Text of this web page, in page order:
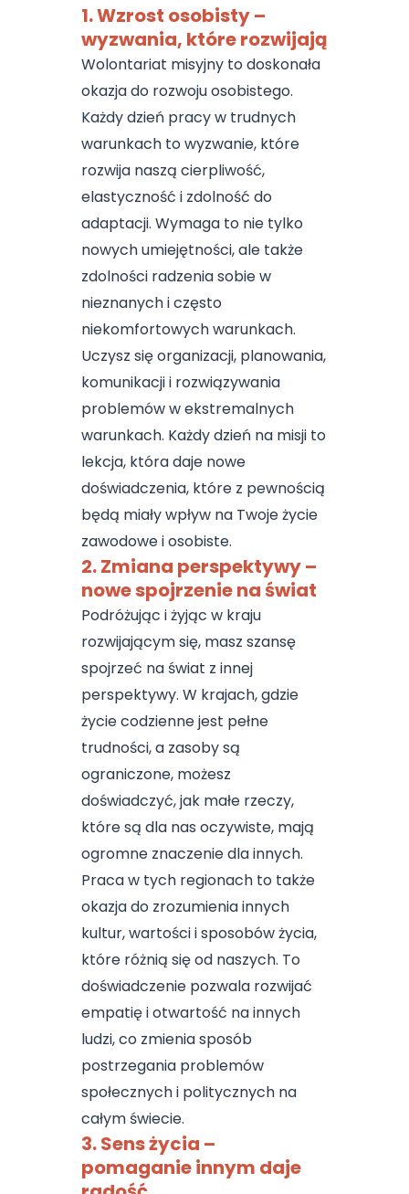
1. Wzrost osobisty –
wyzwania, które rozwijają
Wolontariat misyjny to doskonała
okazja do rozwoju osobistego.
Każdy dzień pracy w trudnych
warunkach to wyzwanie, które
rozwija naszą cierpliwość,
elastyczność i zdolność do
adaptacji. Wymaga to nie tylko
nowych umiejętności, ale także
zdolności radzenia sobie w
nieznanych i często
niekomfortowych warunkach.
Uczysz się organizacji, planowania,
komunikacji i rozwiązywania
problemów w ekstremalnych
warunkach. Każdy dzień na misji to
lekcja, która daje nowe
doświadczenia, które z pewnością
będą miały wpływ na Twoje życie
zawodowe i osobiste.
2. Zmiana perspektywy –
nowe spojrzenie na świat
Podróżując i żyjąc w kraju
rozwijającym się, masz szansę
spojrzeć na świat z innej
perspektywy. W krajach, gdzie
życie codzienne jest pełne
trudności, a zasoby są
ograniczone, możesz
doświadczyć, jak małe rzeczy,
które są dla nas oczywiste, mają
ogromne znaczenie dla innych.
Praca w tych regionach to także
okazja do zrozumienia innych
kultur, wartości i sposobów życia,
które różnią się od naszych. To
doświadczenie pozwala rozwijać
empatię i otwartość na innych
ludzi, co zmienia sposób
postrzegania problemów
społecznych i politycznych na
całym świecie.
3. Sens życia –
pomaganie innym daje